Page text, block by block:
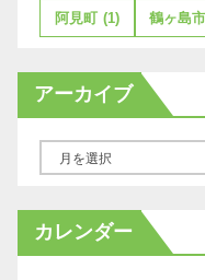
阿見町 (1) 鶴ヶ島市
アーカイブ
カ
イ
カレンダー